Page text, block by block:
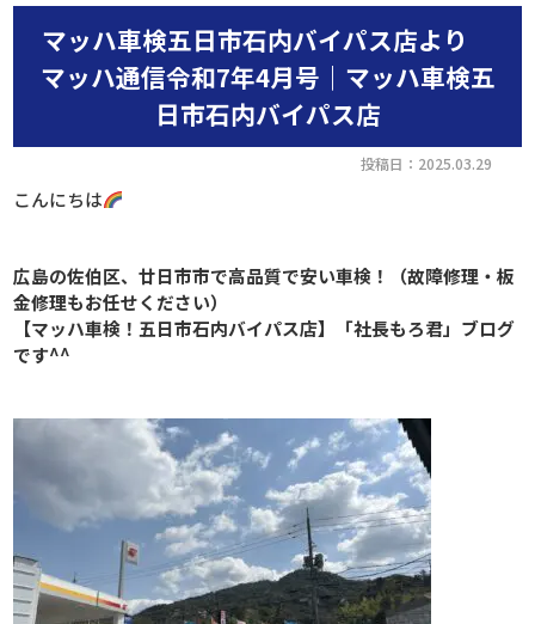
マッハ車検五日市石内バイパス店より
マッハ通信令和7年4月号｜マッハ車検五
日市石内バイパス店
投稿日：2025.03.29
こんにちは
広島の佐伯区、廿日市市で高品質で安い車検！
（故障修理・板
金修理もお任せください）
【マッハ車検！五日市石内バイパス店】「社長もろ君」 ブログ
です^^